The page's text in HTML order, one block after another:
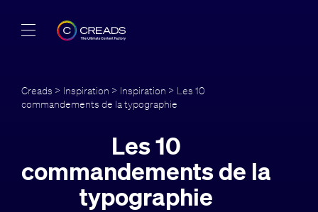
Offres
Guide
Creads > Inspiration > Inspiration > Les 10
commandements de la typographie
Les 10
commandements de la
typographie